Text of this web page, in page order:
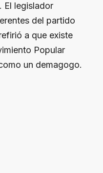
El legislador
del partido
a que existe
Popular
un demagogo.